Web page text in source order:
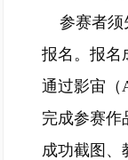
参赛者须
报名。报名
通过影宙（
完成参赛作
成功截图、